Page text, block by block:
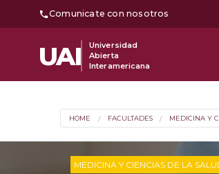
Comunicate con nosotros
UAI
Universidad
Abierta
Interamericana
HOME FACULTADES MEDICINA Y
MEDICINA Y CIENCIAS DE LA